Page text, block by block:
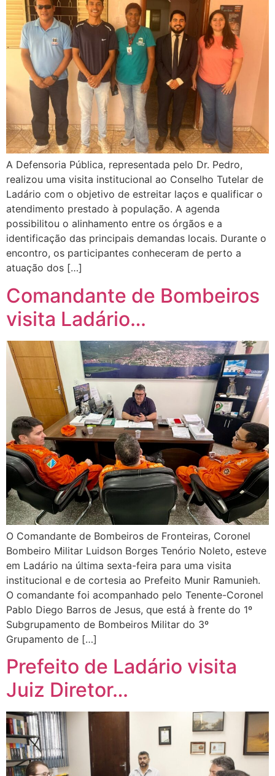
A Defensoria Pública, representada pelo Dr. Pedro,
realizou uma visita institucional ao Conselho Tutelar de
Ladário com o objetivo de estreitar laços e qualificar o
atendimento prestado à população. A agenda
possibilitou o alinhamento entre os órgãos e a
identificação das principais demandas locais. Durante o
encontro, os participantes conheceram de perto a
atuação dos […]
Comandante de Bombeiros
visita Ladário…
O Comandante de Bombeiros de Fronteiras, Coronel
Bombeiro Militar Luidson Borges Tenório Noleto, esteve
em Ladário na última sexta-feira para uma visita
institucional e de cortesia ao Prefeito Munir Ramunieh.
O comandante foi acompanhado pelo Tenente-Coronel
Pablo Diego Barros de Jesus, que está à frente do 1º
Subgrupamento de Bombeiros Militar do 3º
Grupamento de […]
Prefeito de Ladário visita
Juiz Diretor…